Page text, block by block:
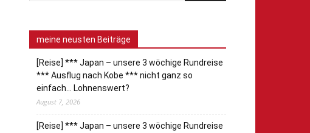
meine neusten Beiträge
[Reise] *** Japan – unsere 3 wöchige Rundreise
*** Ausflug nach Kobe *** nicht ganz so
einfach… Lohnenswert?
August 7, 2026
[Reise] *** Japan – unsere 3 wöchige Rundreise